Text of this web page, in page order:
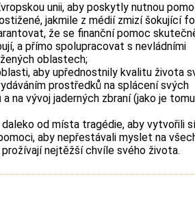
unii, aby poskytly nutnou
jakmile z médií zmizí šokující
že se finanční pomoc
a přímo spolupracovat s nevládními
oblastech;
aby upřednostnily kvalitu života
prostředků na splácení svých
a na vývoj jaderných zbraní (jako je
daleko od místa tragédie, aby vytvořili
aby nepřestávali myslet na
nejtěžší chvíle svého života.